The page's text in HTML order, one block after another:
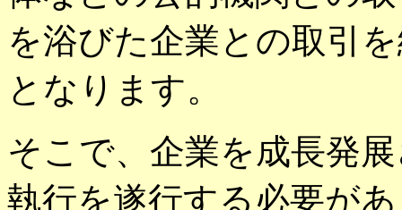
を浴びた企業との取引
となります。
そこで、企業を成長発
執行を遂行する必要が